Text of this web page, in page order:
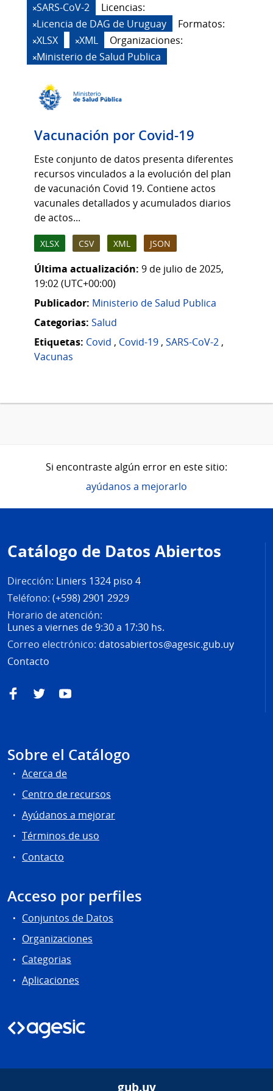
SARS-CoV-2
Licencias:
Licencia de DAG de Uruguay
Formatos:
XLSX
XML
Organizaciones:
Ministerio de Salud Publica
Vacunación por Covid-19
Este conjunto de datos presenta diferentes
recursos vinculados a la evolución del plan
de vacunación Covid 19. Contiene actos
vacunales detallados y acumulados diarios
de actos...
XLSX CSV XML JSON
Última actualización: 9 de julio de 2025,
19:02 (UTC+00:00)
Publicador: Ministerio de Salud Publica
Categorias: Salud
Etiquetas: Covid , Covid-19 , SARS-CoV-2 ,
Vacunas
Si encontraste algún error en este sitio:
ayúdanos a mejorarlo
de
página
Catálogo de Datos Abiertos
Dirección: Liniers 1324 piso 4
Teléfono: (+598) 2901 2929
Horario de atención:
Lunes a viernes de 9:30 a 17:30 hs.
Correo electrónico: datosabiertos@agesic.gub.uy
Contacto
FacebookTwitterYouTube
Sobre el Catálogo
Acerca de
Centro de recursos
Ayúdanos a mejorar
Términos de uso
Contacto
Acceso por perfiles
Conjuntos de Datos
Organizaciones
Categorias
Aplicaciones
gub.uy